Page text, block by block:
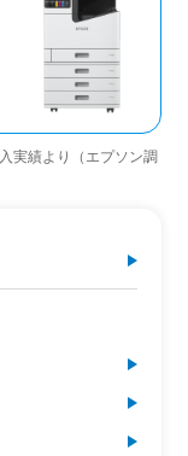
実績より（エプソン調